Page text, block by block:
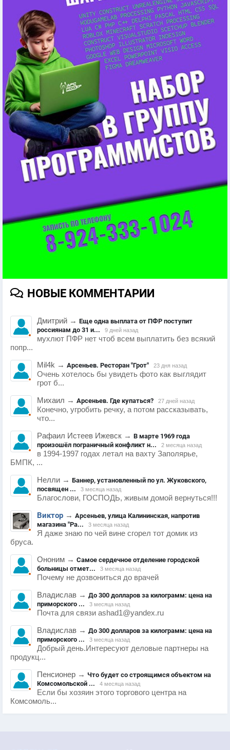
НОВЫЕ КОММЕНТАРИИ
Дмитрий → Еще одна выплата от ПФР поступит
россиянам до 31 и...
9 дней назад
мухлют ПФР нет чтоб всем выплатить без всякий
попр...
Mil4k → Арсеньев. Ресторан "Грот" 23 дня назад
Очень хотелось бы увидеть фото как выглядит
грот б...
Михаил → Арсеньев. Где купаться? 27 дней назад
Конечно, угробить речку, а потом рассказывать,
что...
Рафаил Истеев Ижевск → В марте 1969 года
произошёл пограничный конфликт н...
2 месяца назад
в 1994-1997 годах летал на вахту Заполярье,
БМПК, ...
Нелли → Баннер, установленный по ул. Жуковского,
посвящен ...
3 месяца назад
Благослови, ГОСПОДЬ, живым домой вернуться!!!
Виктор → Арсеньев, улица Калининская, напротив
магазина "Ра...
3 месяца назад
Я даже знаю по чей вине сгорел тот домик из
бруса.
Ононим → Самое сердечное отделение городской
больницы отмет...
3 месяца назад
Почему не дозвониться до врачей
Владислав → До 300 долларов за килограмм: цена на
приморского ...
3 месяца назад
Почта для связи ashad1@yandex.ru
Владислав → До 300 долларов за килограмм: цена на
приморского ...
3 месяца назад
Добрый день.Интересуют деловые партнеры на
продукц...
Пенсионер → Что будет со строящимся объектом на
Комсомольской ...
4 месяца назад
Если бы хозяин этого торгового центра на
Комсомоль...